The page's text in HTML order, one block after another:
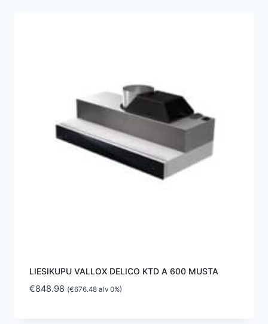
LIESIKUPU VALLOX DELICO KTD A 600 MUSTA
€848.98 (€676.48alv 0%)